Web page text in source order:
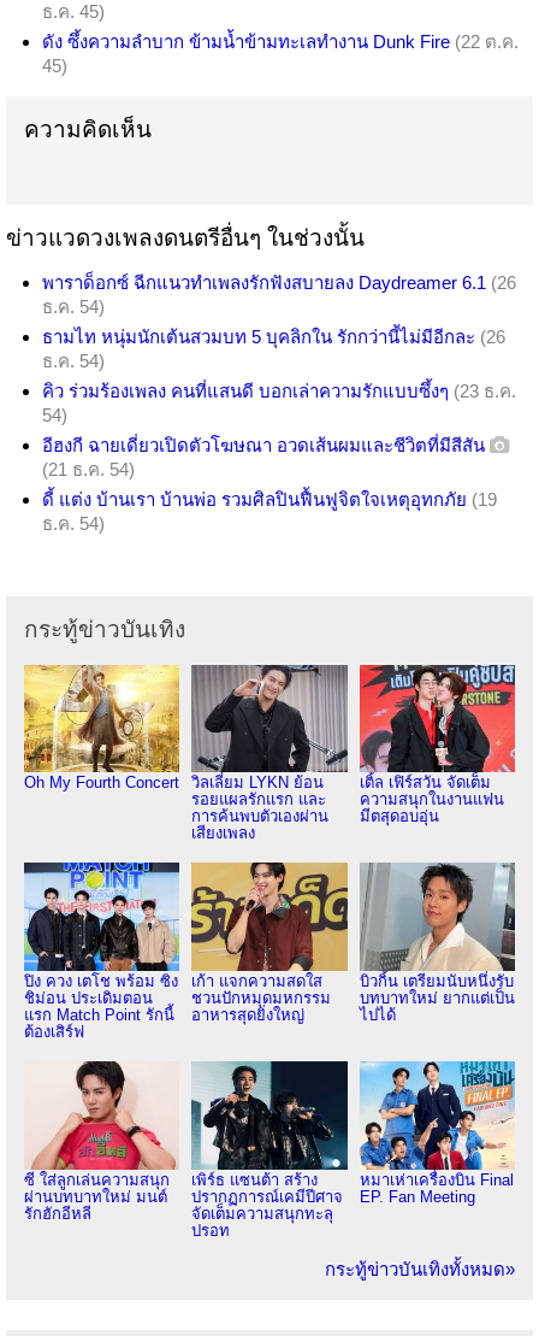
ธ.ค. 45)
ดัง ซึ้งความลำบาก ข้ามน้ำข้ามทะเลทำงาน Dunk Fire (22 ต.ค.
45)
ความคิดเห็น
ข่าวแวดวงเพลงดนตรีอื่นๆ ในช่วงนั้น
พาราด็อกซ์ ฉีกแนวทำเพลงรักฟังสบายลง Daydreamer 6.1 (26
ธ.ค. 54)
ธามไท หนุ่มนักเต้นสวมบท 5 บุคลิกใน รักกว่านี้ไม่มีอีกละ (26
ธ.ค. 54)
คิว ร่วมร้องเพลง คนที่แสนดี บอกเล่าความรักแบบซึ้งๆ (23 ธ.ค.
54)
อีฮงกี ฉายเดี่ยวเปิดตัวโฆษณา อวดเส้นผมและชีวิตที่มีสีสัน
(21 ธ.ค. 54)
ดี้ แต่ง บ้านเรา บ้านพ่อ รวมศิลปินฟื้นฟูจิตใจเหตุอุทกภัย (19
ธ.ค. 54)
กระทู้ข่าวบันเทิง
Oh My Fourth Concert
วิลเลี่ยม LYKN ย้อน
รอยแผลรักแรก และ
การค้นพบตัวเองผ่าน
เสียงเพลง
เติ้ล เฟิร์สวัน จัดเต็ม
ความสนุกในงานแฟน
มีตสุดอบอุ่น
ปิง ควง เตโช พร้อม ซิง
ชิม่อน ประเดิมตอน
แรก Match Point รักนี้
ต้องเสิร์ฟ
เก้า แจกความสดใส
ชวนปักหมุดมหกรรม
อาหารสุดยิ่งใหญ่
บิวกิ้น เตรียมนับหนึ่งรับ
บทบาทใหม่ ยากแต่เป็น
ไปได้
ซี ใส่ลูกเล่นความสนุก
ผ่านบทบาทใหม่ มนต์
รักฮักอีหลี
เพิร์ธ แซนต้า สร้าง
ปรากฏการณ์เคมีปีศาจ
จัดเต็มความสนุกทะลุ
ปรอท
หมาเห่าเครื่องบิน Final
EP. Fan Meeting
กระทู้ข่าวบันเทิงทั้งหมด»